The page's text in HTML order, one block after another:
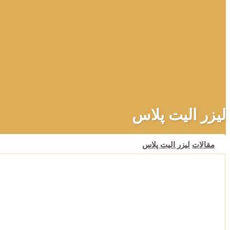
لیزر الیت پلاس
مقالات لیزر الیت پلاس